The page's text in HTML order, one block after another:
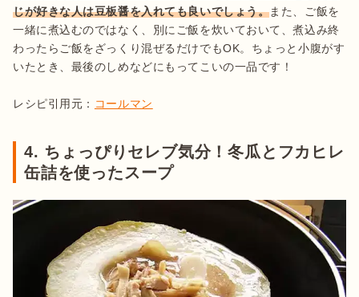
じが好きな人は豆板醤を入れても良いでしょう。また、ご飯を
一緒に煮込むのではなく、別にご飯を炊いておいて、煮込み終
わったらご飯をざっくり混ぜるだけでもOK。ちょっと小腹がす
いたとき、最後のしめなどにもってこいの一品です！
レシピ引用元： コールマン
4. ちょっぴりセレブ気分！冬瓜とフカヒレ
缶詰を使ったスープ